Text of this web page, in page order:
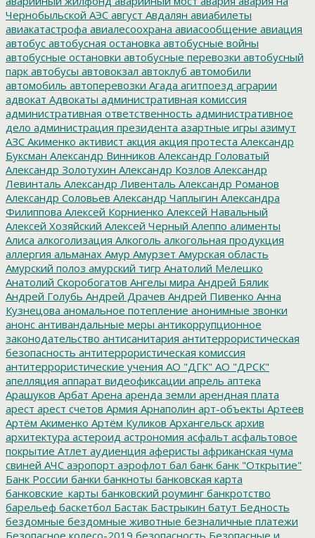
Чернобыльской АЭС август Авдалян авиабилеты
авиакатастрофа авиалесоохрана авиасообщение авиация
автобус автобусная остановка автобусные войны
автобусные остановки автобусные перевозки автобусный
парк автобусы автовокзал автоклуб автомобили
автомобиль автоперевозки Агада агитпоезд аграрии
адвокат Адвокаты административная комиссия
административная ответственность административное
дело администрация президента азартные игры азимут
АЗС Акименко активист акция акция протеста Александр
Буксман Александр Винников Александр Головатый
Александр Золотухин Александр Козлов Александр
Левинталь Александр Ливенталь Александр Романов
Александр Соловьев Александр Чаплыгин Александра
Филиппова Алексей Корниенко Алексей Навальный
Алексей Хозяйский Алексей Черный Алеппо алименты
Алиса алкоголизация Алкоголь алкогольная продукция
аллергия альманах Амур Амурзет Амурская область
Амурский полоз амурский тигр Анатолий Мелешко
Анатолий Скоробогатов Ангелы мира Андрей Бялик
Андрей Голубь Андрей Драчев Андрей Пивенко Анна
Кузнецова аномальное потепление анонимные звонки
анонс антивандальные меры антикоррупционное
законодательство антисанитария антитеррористическая
безопасность антитеррористическая комиссия
антитеррористические учения АО "ДГК" АО "ДРСК"
апелляция аппарат видеофиксации апрель аптека
Арашуков Арбат Арена аренда земли арендная плата
арест арест счетов Армия Арнаполин арт-объекты Артеев
Артём Акименко Артём Куликов Архангельск архив
архитектура астероид астрономия асфальт асфальтовое
покрытие Атлет аудиенция аферисты африканская чума
свиней АЧС аэропорт аэрофлот бал банк банк "Открытие"
Банк России банки банкноты банковская карта
банковские_карты банковский роуминг банкротство
барельеф баскетбол Бастак Бастрыкин батут Бедность
бездомные бездомные животные безналичные платежи
Безопасное колесо-2019 безопасность Безопасные и